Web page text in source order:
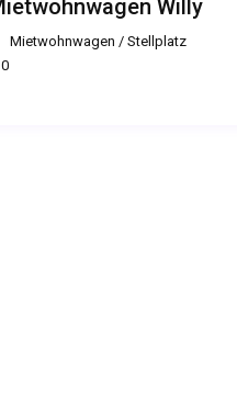
Willy
Mietwohnwagen / Stellplatz
0